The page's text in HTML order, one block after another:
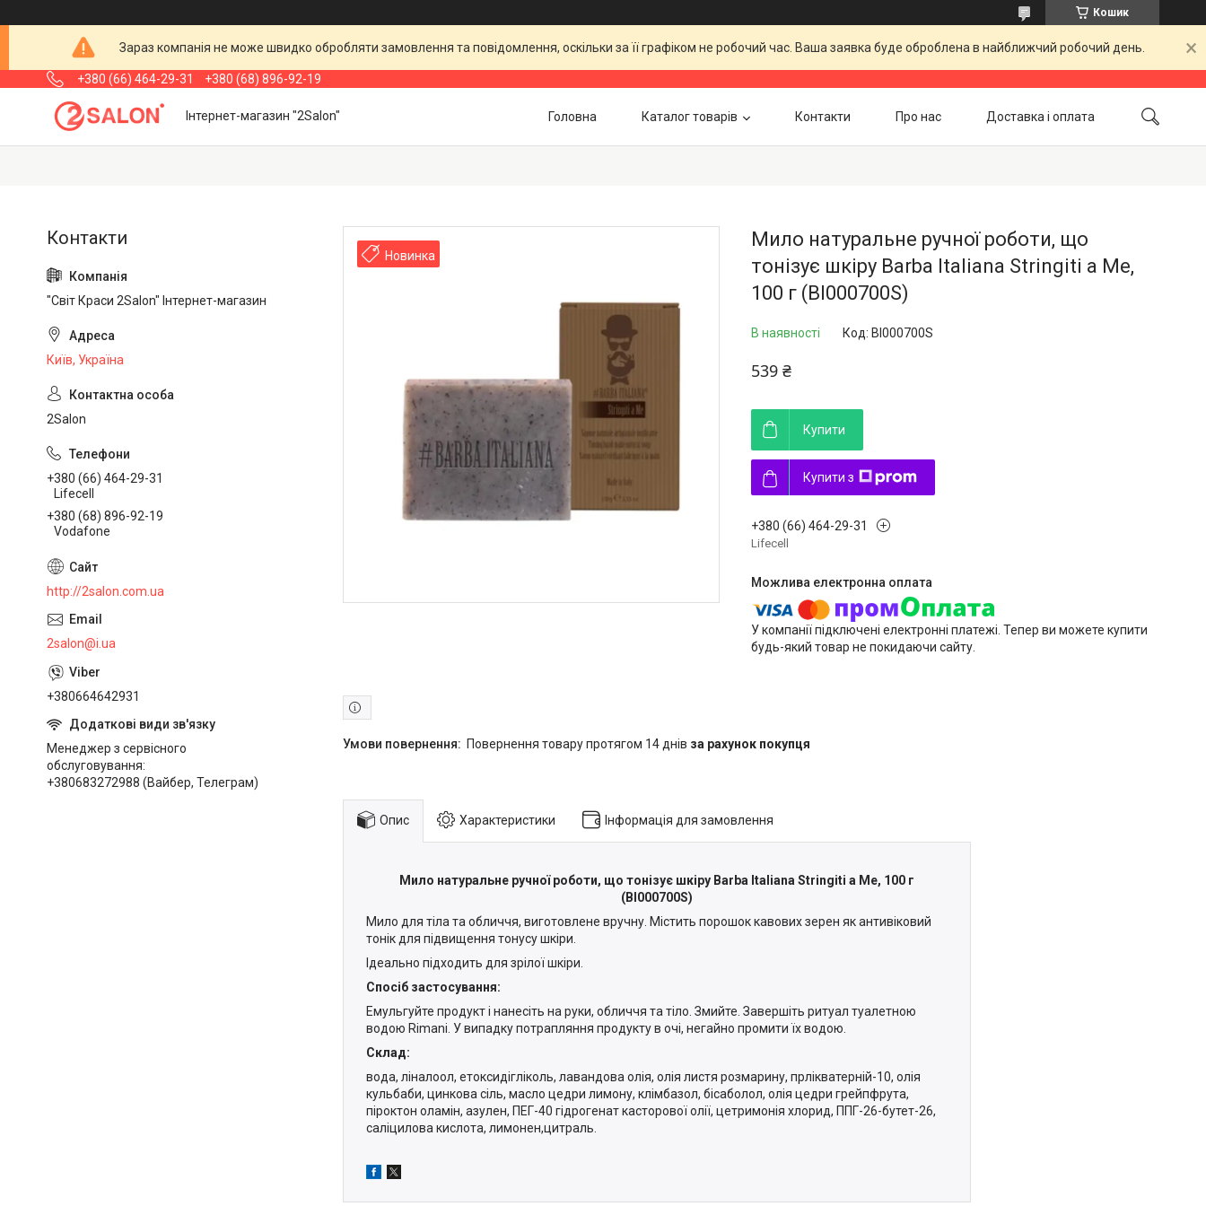
Кошик
Зараз компанія не може швидко обробляти замовлення та повідомлення, оскільки за її графіком не робочий час. Ваша заявка буде оброблена в найближчий робочий день.
+380 (66) 464-29-31 +380 (68) 896-92-19
Інтернет-магазин "2Salon" Головна Каталог товарів Контакти Про нас Доставка і оплата
Новинка
Мило натуральне ручної роботи, що
тонізує шкіру Barba Italiana Stringiti a Me,
100 г (BI000700S)
В наявності Код: BI000700S
539 ₴
Купити
Купити з
+380 (66) 464-29-31
Lifecell
У компанії підключені електронні платежі. Тепер ви можете купити
будь-який товар не покидаючи сайту.
повернення товару протягом 14 днів за рахунок покупця
Опис Характеристики Інформація для замовлення
Мило натуральне ручної роботи, що тонізує шкіру Barba Italiana Stringiti a Me, 100 г
(BI000700S)
Мило для тіла та обличчя, виготовлене вручну. Містить порошок кавових зерен як антивіковий
тонік для підвищення тонусу шкіри.
Ідеально підходить для зрілої шкіри.
Спосіб застосування:
Емульгуйте продукт і нанесіть на руки, обличчя та тіло. Змийте. Завершіть ритуал туалетною
водою Rimani. У випадку потрапляння продукту в очі, негайно промити їх водою.
Склад:
вода, ліналоол, етоксидігліколь, лавандова олія, олія листя розмарину, прлікватерній-10, олія
кульбаби, цинкова сіль, масло цедри лимону, клімбазол, бісаболол, олія цедри грейпфрута,
піроктон оламін, азулен, ПЕГ-40 гідрогенат касторової олії, цетримонія хлорид, ППГ-26-бутет-26,
саліцилова кислота, лимонен,цитраль.
"Світ Краси 2Salon" Інтернет-магазин
Київ, Україна
2Salon
+380 (66) 464-29-31
Lifecell
+380 (68) 896-92-19
Vodafone
http://2salon.com.ua
2salon@i.ua
+380664642931
Менеджер з сервісного
обслуговування
+380683272988 (Вайбер, Телеграм)